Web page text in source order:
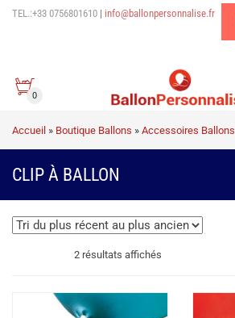
TEL.:+33 0756801610 | info@ballonpersonnalise.fr
0
Accueil » Boutique Ballons » Accessoires Ballons
CLIP À BALLON
2 résultats affichés
du